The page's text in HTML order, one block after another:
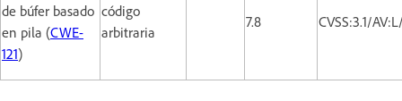
de búfer basado
en pila (CWE-
121)
código
arbitraria
7.8
CVSS:3.1/